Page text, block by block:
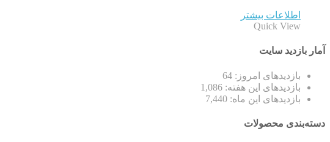
اطلاعات بیشتر
Quick View
آمار بازدید سایت
بازدیدهای امروز: 64
بازدیدهای این هفته: 1,086
بازدیدهای این ماه: 7,440
دسته‌بندی محصولات